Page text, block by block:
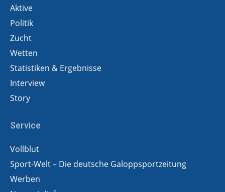
Aktive
Politik
Zucht
Wetten
Statistiken & Ergebnisse
Interview
Story
Service
Vollblut
Sport-Welt – Die deutsche Galoppsportzeitung
Werben